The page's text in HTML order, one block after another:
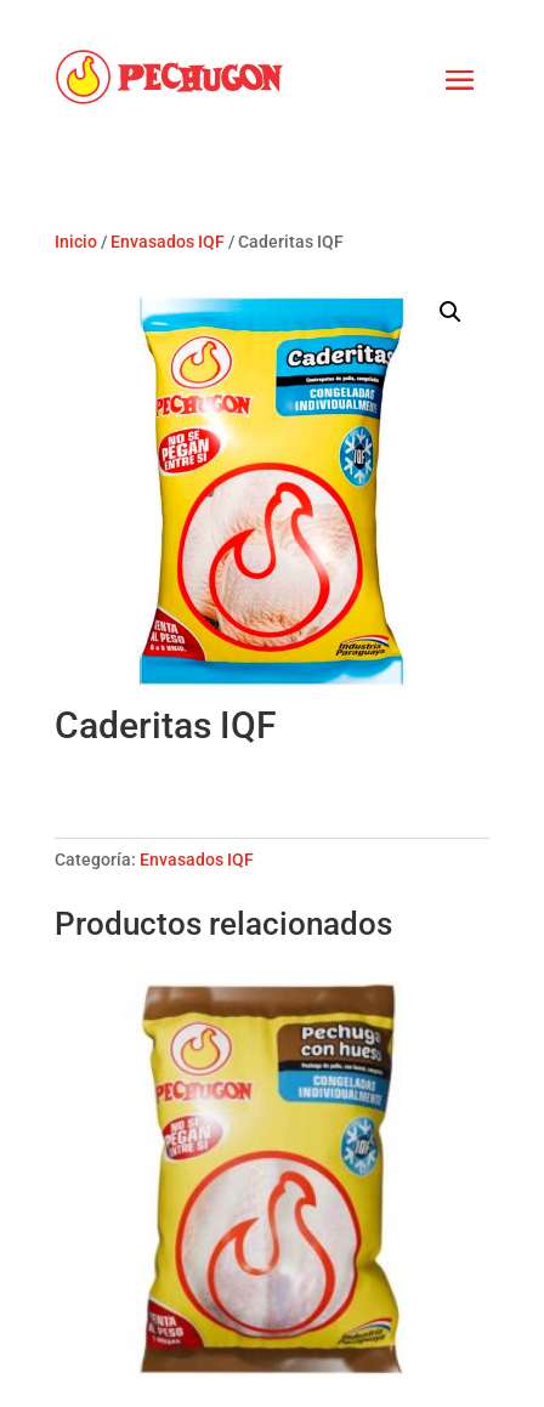
Inicio/ Envasados IQF/ Caderitas IQF
Caderitas IQF
cantidad
Categoría: Envasados IQF
Productos relacionados